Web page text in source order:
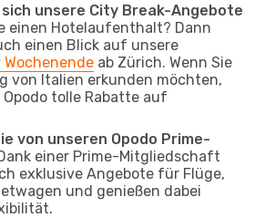
unsere City Break-Angebote
einen Hotelaufenthalt? Dann
einen Blick auf unsere
ab Zürich. Wenn Sie
von Italien erkunden möchten,
Opodo tolle Rabatte auf
von unseren Opodo Prime-
einer Prime-Mitgliedschaft
exklusive Angebote für Flüge,
und genießen dabei